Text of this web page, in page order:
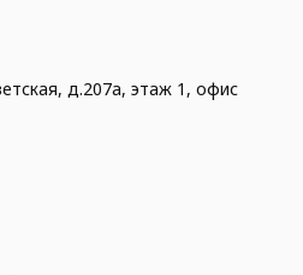
д.207а, этаж 1, офис